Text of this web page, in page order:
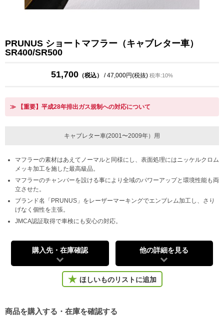
PRUNUS ショートマフラー（キャブレター車）
SR400/SR500
51,700 （税込） / 47,000円(税抜) 税率:10%
≫ 【重要】平成28年排出ガス規制への対応について
キャブレター車(2001〜2009年）用
マフラーの素材はあえてノーマルと同様にし、表面処理にはニッケルクロム
メッキ加工を施した最高級品。
マフラーのチャンバーを設ける事により全域のパワーアップと環境性能も両
立させた。
ブランド名「PRUNUS」をレーザーマーキングでエンブレム加工し、さり
げなく個性を主張。
JMCA認証取得で車検にも安心の対応。
購入先・在庫確認 他の詳細を見る
ほしいものリストに追加
商品を購入する・在庫を確認する